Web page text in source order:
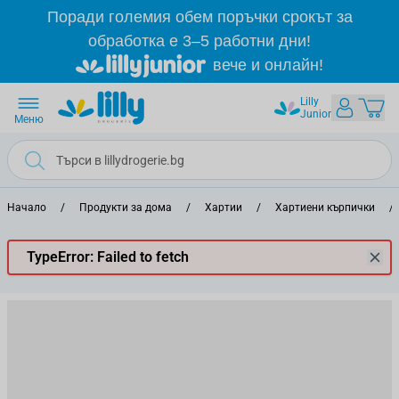
Прескачане към съдържанието
Поради големия обем поръчки срокът за
обработка е 3–5 работни дни!
вече и онлайн!
Lilly
Junior
Меню
Начало / Продукти за дома / Хартии / Хартиени кърпички /
TypeError: Failed to fetch